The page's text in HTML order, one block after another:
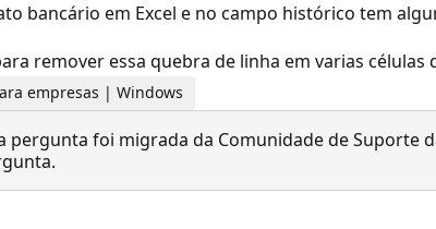
bancário em Excel e no campo histórico tem
remover essa quebra de linha em varias células
empresas | Windows
pergunta foi migrada da Comunidade de Suporte